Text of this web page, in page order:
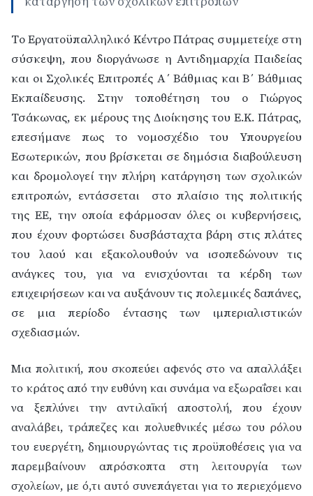
Tο Εργατοϋπαλληλικό Κέντρο Πάτρας συμμετείχε στη
σύσκεψη, που διοργάνωσε η Αντιδημαρχία Παιδείας
και οι Σχολικές Επιτροπές Α΄ Βάθμιας και Β΄ Βάθμιας
Εκπαίδευσης. Στην τοποθέτηση του ο Γιώργος
Τσάκωνας, εκ μέρους της Διοίκησης του Ε.Κ. Πάτρας,
επεσήμανε πως το νομοσχέδιο του Υπουργείου
Εσωτερικών, που βρίσκεται σε δημόσια διαβούλευση
και δρομολογεί την πλήρη κατάργηση των σχολικών
επιτροπών, εντάσσεται στο πλαίσιο της πολιτικής
της ΕΕ, την οποία εφάρμοσαν όλες οι κυβερνήσεις,
που έχουν φορτώσει δυσβάσταχτα βάρη στις πλάτες
του λαού και εξακολουθούν να ισοπεδώνουν τις
ανάγκες του, για να ενισχύονται τα κέρδη των
επιχειρήσεων και να αυξάνουν τις πολεμικές δαπάνες,
σε μια περίοδο έντασης των ιμπεριαλιστικών
σχεδιασμών.
Μια πολιτική, που σκοπεύει αφενός στο να απαλλάξει
το κράτος από την ευθύνη και συνάμα να εξωραΐσει και
να ξεπλύνει την αντιλαϊκή αποστολή, που έχουν
αναλάβει, τράπεζες και πολυεθνικές μέσω του ρόλου
του ευεργέτη, δημιουργώντας τις προϋποθέσεις για να
παρεμβαίνουν απρόσκοπτα στη λειτουργία των
σχολείων, με ό,τι αυτό συνεπάγεται για το περιεχόμενο